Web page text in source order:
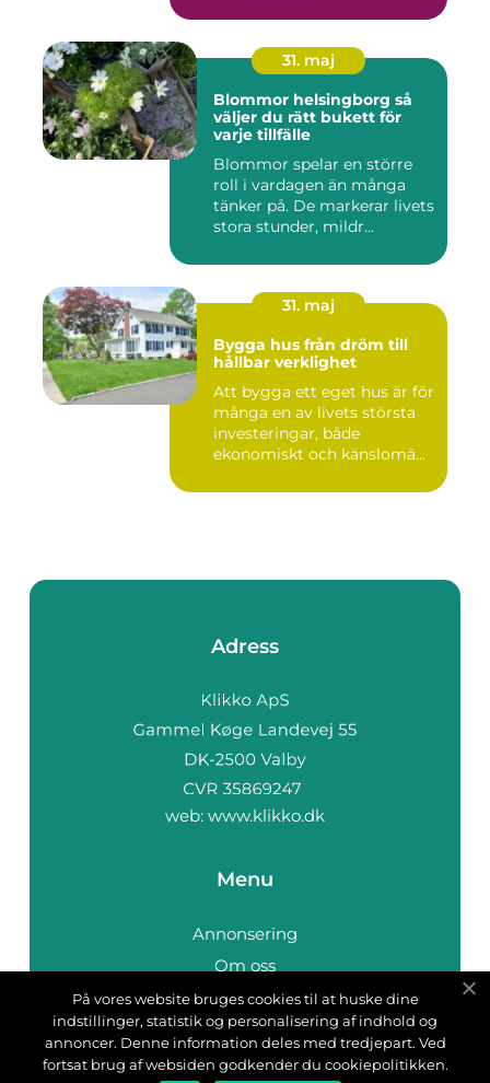
31. maj
Blommor helsingborg så
väljer du rätt bukett för
varje tillfälle
Blommor spelar en större
roll i vardagen än många
tänker på. De markerar livets
stora stunder, mildr...
31. maj
Bygga hus från dröm till
hållbar verklighet
Att bygga ett eget hus är för
många en av livets största
investeringar, både
ekonomiskt och känslomä...
Adress
web: www.klikko.dk
Menu
Annonsering
Om oss
Cookies
Kontakta oss
Sitemap
På vores website bruges cookies til at huske dine
indstillinger, statistik og personalisering af indhold og
annoncer. Denne information deles med tredjepart. Ved
fortsat brug af websiden godkender du cookiepolitikken.